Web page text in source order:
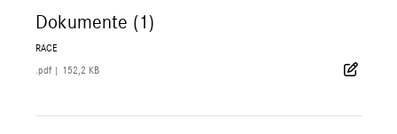
Dokumente (1)
RACE
.pdf 152,2 KB